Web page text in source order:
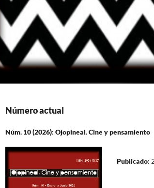
Número actual
Núm. 10 (2026): Ojopineal. Cine y pensamiento
Publicado: